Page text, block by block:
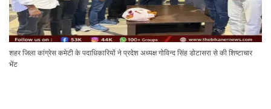
शहर जिला कांग्रेस कमेटी के पदाधिकारियों ने प्रदेश अध्यक्ष गोविन्द सिंह डोटासरा से की शिष्टाचार
भेंट